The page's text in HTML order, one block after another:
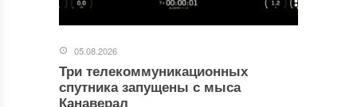
05.08.2026
Три телекоммуникационных
спутника запущены с мыса
Канаверал